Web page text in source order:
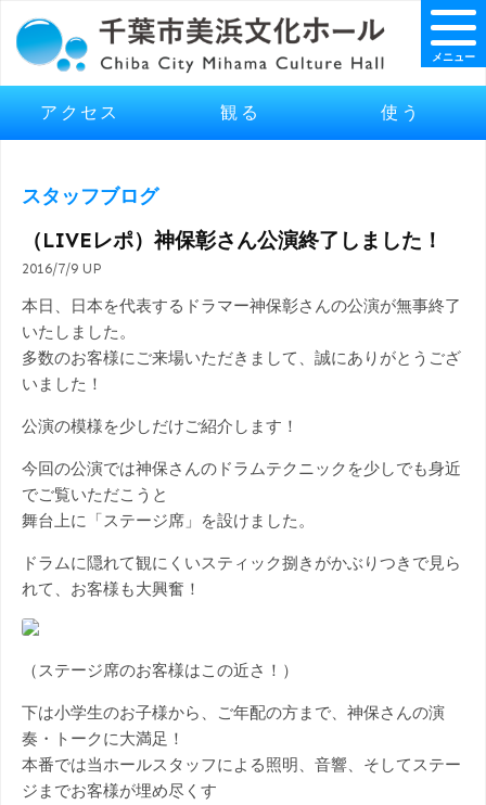
アクセス 観る 使う
メニュー
スタッフブログ
（LIVEレポ）神保彰さん公演終了しました！
2016/7/9 UP
本日、日本を代表するドラマー神保彰さんの公演が無事終了
いたしました。
多数のお客様にご来場いただきまして、誠にありがとうござ
いました！
公演の模様を少しだけご紹介します！
今回の公演では神保さんのドラムテクニックを少しでも身近
でご覧いただこうと
舞台上に「ステージ席」を設けました。
ドラムに隠れて観にくいスティック捌きがかぶりつきで見ら
れて、お客様も大興奮！
（ステージ席のお客様はこの近さ！）
下は小学生のお子様から、ご年配の方まで、神保さんの演
奏・トークに大満足！
本番では当ホールスタッフによる照明、音響、そしてステー
ジまでお客様が埋め尽くす